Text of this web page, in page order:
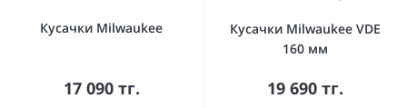
Кусачки Milwaukee
17 090 тг.
Кусачки Milwaukee VDE
160 мм
19 690 тг.